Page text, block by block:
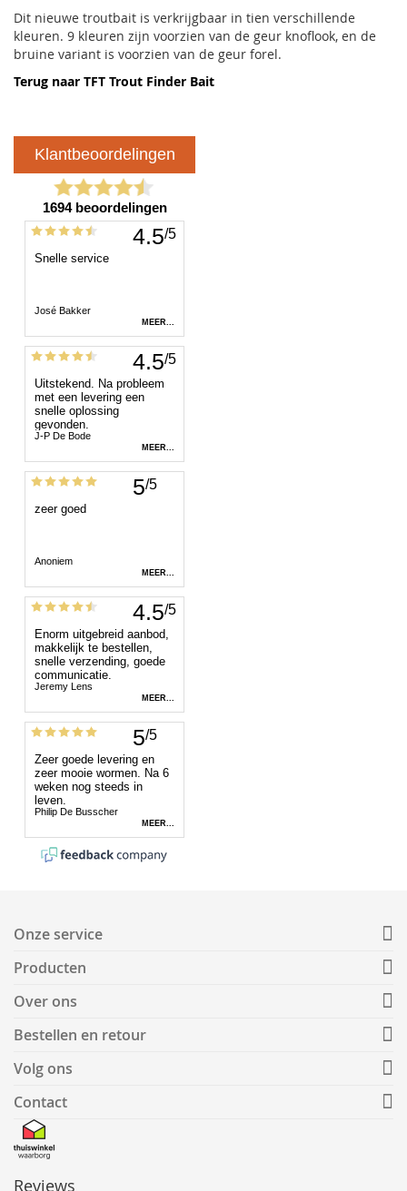
Dit nieuwe troutbait is verkrijgbaar in tien verschillende
kleuren. 9 kleuren zijn voorzien van de geur knoflook, en de
bruine variant is voorzien van de geur forel.
Terug naar TFT Trout Finder Bait
Onze service
Producten
Over ons
Bestellen en retour
Volg ons
Contact
Reviews